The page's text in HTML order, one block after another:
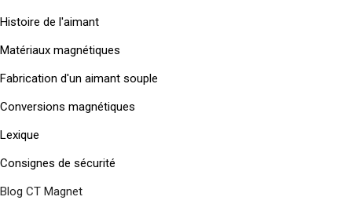
Histoire de l'aimant
Matériaux magnétiques
Fabrication d'un aimant souple
Conversions magnétiques
Lexique
Consignes de sécurité
Blog CT Magnet